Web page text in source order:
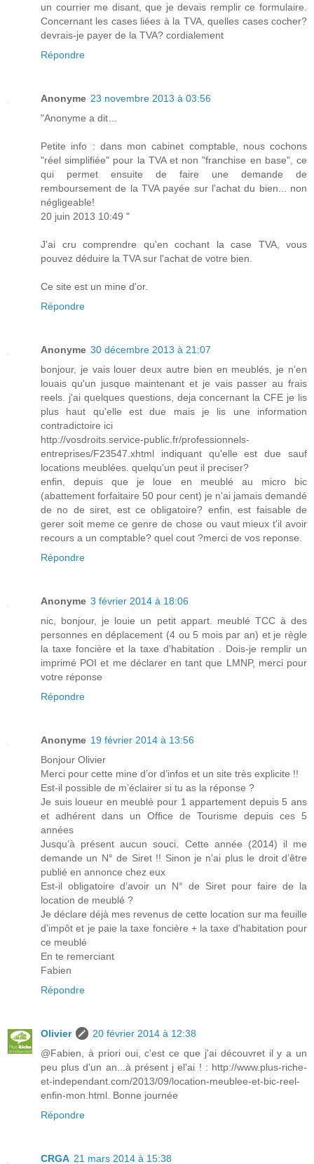
un courrier me disant, que je devais remplir ce formulaire.
Concernant les cases liées à la TVA, quelles cases cocher?
devrais-je payer de la TVA? cordialement
Répondre
Anonyme 23 novembre 2013 à 03:56
"Anonyme a dit…
Petite info : dans mon cabinet comptable, nous cochons
"réel simplifiée" pour la TVA et non "franchise en base", ce
qui permet ensuite de faire une demande de
remboursement de la TVA payée sur l'achat du bien... non
négligeable!
20 juin 2013 10:49 "
J'ai cru comprendre qu'en cochant la case TVA, vous
pouvez déduire la TVA sur l'achat de votre bien.
Ce site est un mine d'or.
Répondre
Anonyme 30 décembre 2013 à 21:07
bonjour, je vais louer deux autre bien en meublés, je n'en
louais qu'un jusque maintenant et je vais passer au frais
reels. j'ai quelques questions, deja concernant la CFE je lis
plus haut qu'elle est due mais je lis une information
contradictoire ici
http://vosdroits.service-public.fr/professionnels-
entreprises/F23547.xhtml indiquant qu'elle est due sauf
locations meublées. quelqu'un peut il preciser?
enfin, depuis que je loue en meublé au micro bic
(abattement forfaitaire 50 pour cent) je n'ai jamais demandé
de no de siret, est ce obligatoire? enfin, est faisable de
gerer soit meme ce genre de chose ou vaut mieux t'il avoir
recours a un comptable? quel cout ?merci de vos reponse.
Répondre
Anonyme 3 février 2014 à 18:06
nic, bonjour, je louie un petit appart. meublé TCC à des
personnes en déplacement (4 ou 5 mois par an) et je règle
la taxe foncière et la taxe d'habitation . Dois-je remplir un
imprimé POI et me déclarer en tant que LMNP, merci pour
votre réponse
Répondre
Anonyme 19 février 2014 à 13:56
Bonjour Olivier
Merci pour cette mine d’or d’infos et un site très explicite !!
Est-il possible de m’éclairer si tu as la réponse ?
Je suis loueur en meublé pour 1 appartement depuis 5 ans
et adhérent dans un Office de Tourisme depuis ces 5
années
Jusqu’à présent aucun souci. Cette année (2014) il me
demande un N° de Siret !! Sinon je n’ai plus le droit d’être
publié en annonce chez eux
Est-il obligatoire d’avoir un N° de Siret pour faire de la
location de meublé ?
Je déclare déjà mes revenus de cette location sur ma feuille
d’impôt et je paie la taxe foncière + la taxe d'habitation pour
ce meublé
En te remerciant
Fabien
Répondre
Olivier
20 février 2014 à 12:38
@Fabien, à priori oui, c'est ce que j'ai découvret il y a un
peu plus d'un an...à présent j el'ai ! : http://www.plus-riche-
et-independant.com/2013/09/location-meublee-et-bic-reel-
enfin-mon.html. Bonne journée
Répondre
CRGA 21 mars 2014 à 15:38